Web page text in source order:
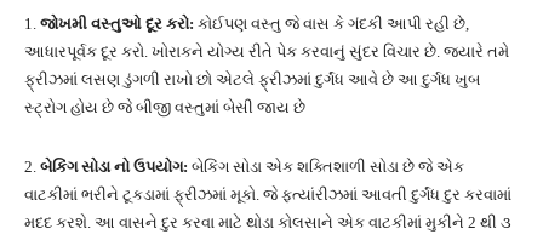
1. જોખમી વસ્તુઓ દૂર કરો: કોઈપણ વસ્તુ જે વાસ કે ગંદકી આપી રહી છે,
આધારપૂર્વક દૂર કરો. ખોરાકને યોગ્ય રીતે પેક કરવાનું સુંદર વિચાર છે. જયારે તમે
ફ્રીઝમાં લસણ ડુંગળી રાખો છો એટલે ફ્રીઝમાં દુર્ગંધ આવે છે આ દુર્ગધ ખુબ
સ્ટ્રોગ હોય છે જે બીજી વસ્તુમાં બેસી જાય છે
2. બેકિંગ સોડા નો ઉપયોગ: બેકિંગ સોડા એક શક્તિશાળી સોડા છે જે એક
વાટકીમાં ભરીને ટૂકડામાં ફ્રીઝમાં મૂકો. જે ફ્ત્યાંરીઝમાં આવતી દુર્ગંધ દુર કરવામાં
મદદ કરશે. આ વાસને દુર કરવા માટે થોડા કોલસાને એક વાટકીમાં મુકીને 2 થી ૩